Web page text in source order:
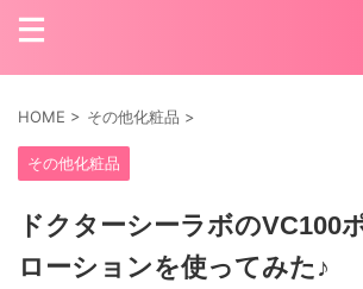
HOME > その他化粧品 >
その他化粧品
ドクターシーラボのVC100
ローションを使ってみた♪